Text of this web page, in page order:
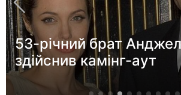
Росія використовує
військовополонених
створення бойових
дані ISW